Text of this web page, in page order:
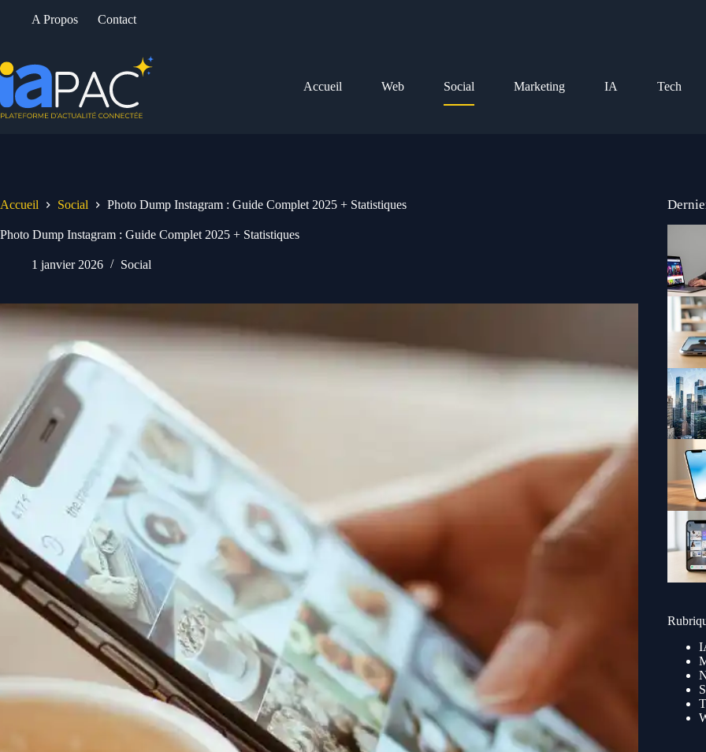
A Propos Contact
Accueil Web Social Marketing IA Tech
Accueil Social Photo Dump Instagram : Guide Complet 2025 + Statistiques
Photo Dump Instagram : Guide Complet 2025 + Statistiques
1 janvier 2026 Social